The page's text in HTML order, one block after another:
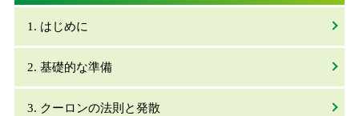
1. はじめに
2. 基礎的な準備
3. クーロンの法則と発散